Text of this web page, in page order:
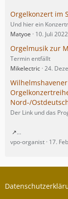
Orgelkonzert im
Und hier ein
Matyoe
10. Juli
Orgelmusik zur
Termin entfällt
Mikelectric 24.
Nord-/
Der Link und das
…
vpo-organist 17.